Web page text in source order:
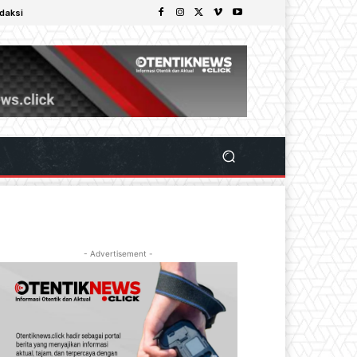
- Advertisement -